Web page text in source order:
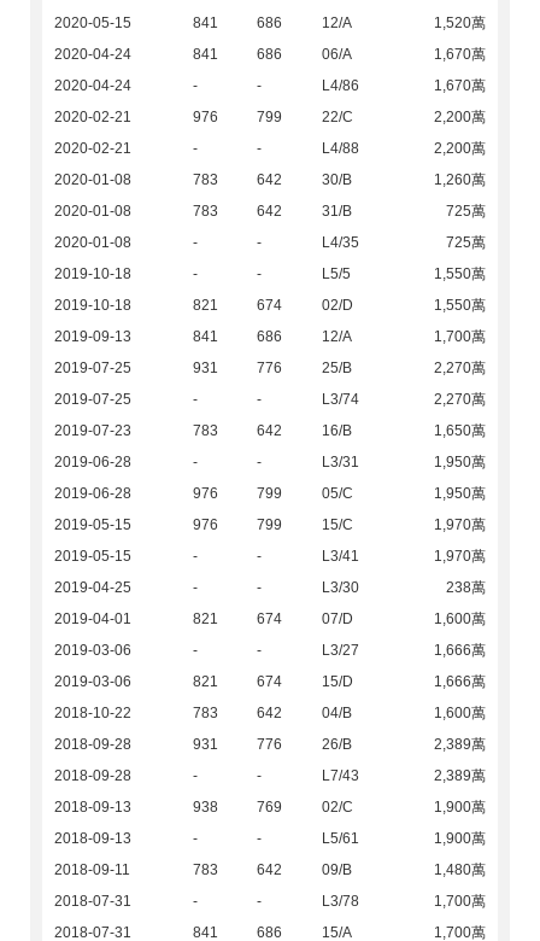
2020-05-15
841 686 12/A
1,520萬
2020-04-24
841 686 06/A
1,670萬
2020-04-24
- - L4/86
1,670萬
2020-02-21
976 799 22/C
2,200萬
2020-02-21
- - L4/88
2,200萬
2020-01-08
783 642 30/B
1,260萬
2020-01-08
783 642 31/B
725萬
2020-01-08
- - L4/35
725萬
2019-10-18
- - L5/5
1,550萬
2019-10-18
821 674 02/D
1,550萬
2019-09-13
841 686 12/A
1,700萬
2019-07-25
931 776 25/B
2,270萬
2019-07-25
- - L3/74
2,270萬
2019-07-23
783 642 16/B
1,650萬
2019-06-28
- - L3/31
1,950萬
2019-06-28
976 799 05/C
1,950萬
2019-05-15
976 799 15/C
1,970萬
2019-05-15
- - L3/41
1,970萬
2019-04-25
- - L3/30
238萬
2019-04-01
821 674 07/D
1,600萬
2019-03-06
- - L3/27
1,666萬
2019-03-06
821 674 15/D
1,666萬
2018-10-22
783 642 04/B
1,600萬
2018-09-28
931 776 26/B
2,389萬
2018-09-28
- - L7/43
2,389萬
2018-09-13
938 769 02/C
1,900萬
2018-09-13
- - L5/61
1,900萬
2018-09-11
783 642 09/B
1,480萬
2018-07-31
- - L3/78
1,700萬
2018-07-31
841 686 15/A
1,700萬